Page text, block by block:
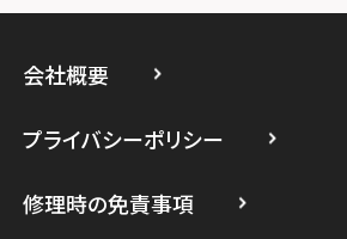
スマホスピタル たまプラーザ駅前
スマホスピタル 登戸・向ヶ丘遊園
会社概要
プライバシーポリシー
修理時の免責事項